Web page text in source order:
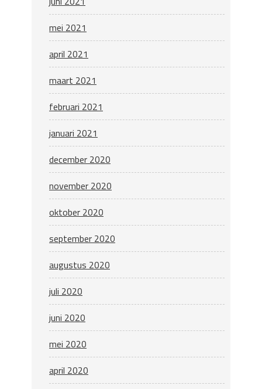
mei 2021
april 2021
maart 2021
februari 2021
januari 2021
december 2020
november 2020
oktober 2020
september 2020
augustus 2020
juli 2020
juni 2020
mei 2020
april 2020